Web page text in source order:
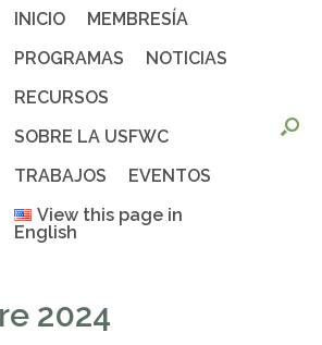
INICIO
MEMBRESÍA
PROGRAMAS
NOTICIAS
RECURSOS
SOBRE LA USFWC
TRABAJOS
EVENTOS
View this page in
English
2024